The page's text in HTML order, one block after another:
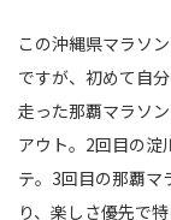
この沖縄県マラソ
ですが、初めて自
走った那覇マラソ
アウト。2回目の淀
テ。3回目の那覇マ
り、楽しさ優先で